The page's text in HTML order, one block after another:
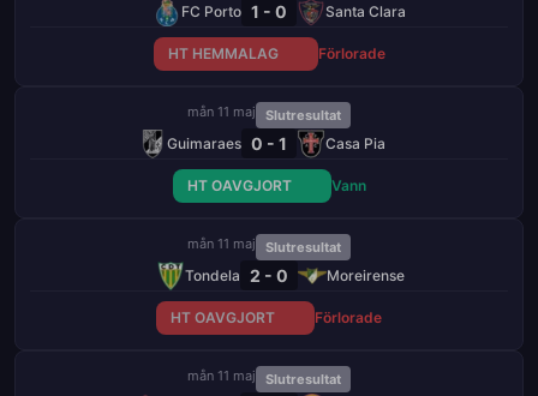
FC Porto 1 - 0 Santa Clara
HT HEMMALAG Förlorade
mån 11 maj Slutresultat
Guimaraes 0 - 1 Casa Pia
HT OAVGJORT Vann
mån 11 maj Slutresultat
Tondela 2 - 0 Moreirense
HT OAVGJORT Förlorade
mån 11 maj Slutresultat